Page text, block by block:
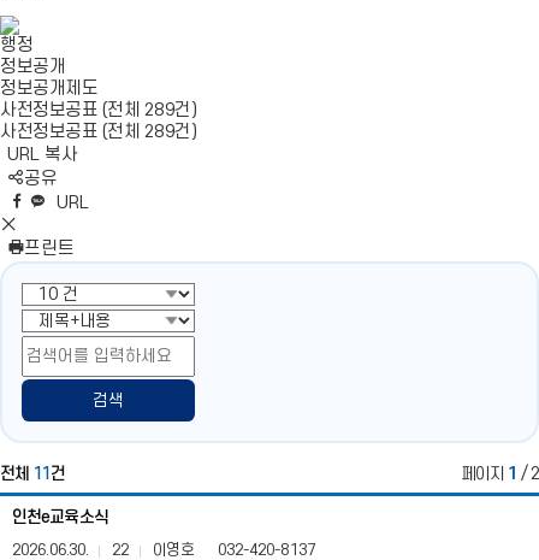
행정
정보공개
정보공개제도
사전정보공표 (전체 289건)
사전정보공표 (전체 289건)
URL 복사
공유
N
영
역
펼
치
기
네
이
버
밴
엑
스
공
유
페
스
북
공
유
카
오
톡
공
유
URL
S
N
S
영
역
닫
기
프린트
검색
전체 11 건 페이지 1 / 2
인
천
인천e교육소식
2026.06.30. 22 이영호 032-420-8137